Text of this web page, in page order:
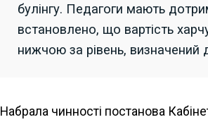
булінгу. Педагоги мають
встановлено, що вартість
нижчою за рівень, визначений
Набрала чинності постанова